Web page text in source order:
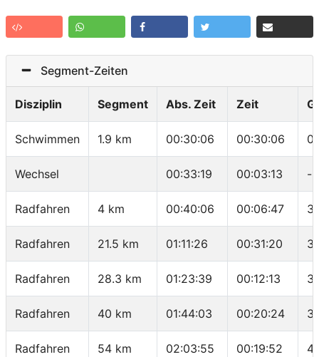
Segment-Zeiten
Disziplin Segment Abs. Zeit Zeit
Schwimmen 1.9 km 00:30:06 00:30:06
Wechsel 00:33:19 00:03:13 -
Radfahren 4 km 00:40:06 00:06:47
Radfahren 21.5 km 01:11:26 00:31:20
Radfahren 28.3 km 01:23:39 00:12:13
Radfahren 40 km 01:44:03 00:20:24
Radfahren 54 km 02:03:55 00:19:52